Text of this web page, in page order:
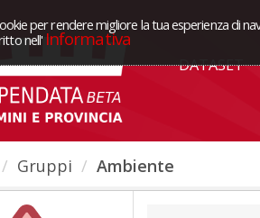
per rendere migliore la tua esperienza di
nell' Informativa
DATASET
Gruppi Ambiente